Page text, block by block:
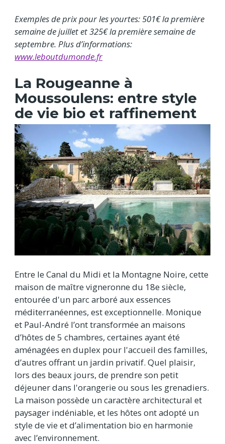
Exemples de prix pour les yourtes: 501€la première
semaine de juillet et 325€la première semaine de
septembre. Plus d’informations:
www.leboutdumonde.fr
La Rougeanne à
Moussoulens: entre style
de vie bio et raffinement
Entre le Canal du Midi et la Montagne Noire, cette
maison de maître vigneronne du 18e siècle,
entourée d'un parc arboré aux essences
méditerranéennes, est exceptionnelle. Monique
et Paul-André l’ont transformée an maisons
d’hôtes de 5 chambres, certaines ayant été
aménagées en duplex pour l'accueil des familles,
d’autres offrant un jardin privatif. Quel plaisir,
lors des beaux jours, de prendre son petit
déjeuner dans l'orangerie ou sous les grenadiers.
La maison possède un caractère architectural et
paysager indéniable, et les hôtes ont adopté un
style de vie et d’alimentation bio en harmonie
avec l’environnement.